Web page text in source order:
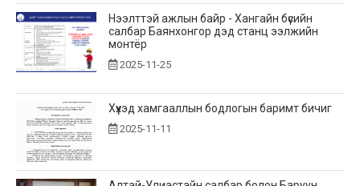
Нээлттэй ажлын байр - Хангайн бүсийн
салбар Баянхонгор дэд станц ээлжийн
монтёр
2025-11-25
Хүүхэд хамгааллын бодлогын баримт бичиг
2025-11-11